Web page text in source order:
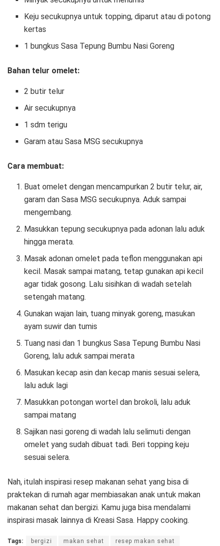
Keju secukupnya untuk topping, diparut atau di potong
kertas
1 bungkus Sasa Tepung Bumbu Nasi Goreng
Bahan telur omelet:
2 butir telur
Air secukupnya
1 sdm terigu
Garam atau Sasa MSG secukupnya
Cara membuat:
Buat omelet dengan mencampurkan 2 butir telur, air,
garam dan Sasa MSG secukupnya. Aduk sampai
mengembang.
Masukkan tepung secukupnya pada adonan lalu aduk
hingga merata.
Masak adonan omelet pada teflon menggunakan api
kecil. Masak sampai matang, tetap gunakan api kecil
agar tidak gosong. Lalu sisihkan di wadah setelah
setengah matang.
Gunakan wajan lain, tuang minyak goreng, masukan
ayam suwir dan tumis
Tuang nasi dan 1 bungkus Sasa Tepung Bumbu Nasi
Goreng, lalu aduk sampai merata
Masukan kecap asin dan kecap manis sesuai selera,
lalu aduk lagi
Masukkan potongan wortel dan brokoli, lalu aduk
sampai matang
Sajikan nasi goreng di wadah lalu selimuti dengan
omelet yang sudah dibuat tadi. Beri topping keju
sesuai selera.
Nah, itulah inspirasi resep makanan sehat yang bisa di
praktekan di rumah agar membiasakan anak untuk makan
makanan sehat dan bergizi. Kamu juga bisa mendalami
inspirasi masak lainnya di Kreasi Sasa. Happy cooking.
Tags: bergizi makan sehat resep makan sehat